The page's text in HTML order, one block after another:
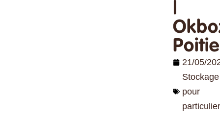
21/05/
Stockage
pour